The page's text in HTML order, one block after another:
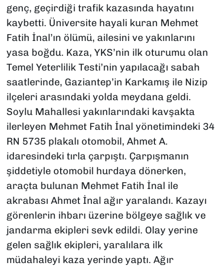
genç, geçirdiği trafik kazasında hayatını
kaybetti. Üniversite hayali kuran Mehmet
Fatih İnal’ın ölümü, ailesini ve yakınlarını
yasa boğdu. Kaza, YKS’nin ilk oturumu olan
Temel Yeterlilik Testi’nin yapılacağı sabah
saatlerinde, Gaziantep’in Karkamış ile Nizip
ilçeleri arasındaki yolda meydana geldi.
Soylu Mahallesi yakınlarındaki kavşakta
ilerleyen Mehmet Fatih İnal yönetimindeki 34
RN 5735 plakalı otomobil, Ahmet A.
idaresindeki tırla çarpıştı. Çarpışmanın
şiddetiyle otomobil hurdaya dönerken,
araçta bulunan Mehmet Fatih İnal ile
akrabası Ahmet İnal ağır yaralandı. Kazayı
görenlerin ihbarı üzerine bölgeye sağlık ve
jandarma ekipleri sevk edildi. Olay yerine
gelen sağlık ekipleri, yaralılara ilk
müdahaleyi kaza yerinde yaptı. Ağır